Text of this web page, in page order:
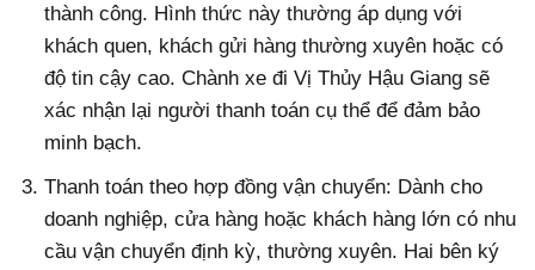
thành công. Hình thức này thường áp dụng với
khách quen, khách gửi hàng thường xuyên hoặc có
độ tin cậy cao. Chành xe đi Vị Thủy Hậu Giang sẽ
xác nhận lại người thanh toán cụ thể để đảm bảo
minh bạch.
Thanh toán theo hợp đồng vận chuyển: Dành cho
doanh nghiệp, cửa hàng hoặc khách hàng lớn có nhu
cầu vận chuyển định kỳ, thường xuyên. Hai bên ký